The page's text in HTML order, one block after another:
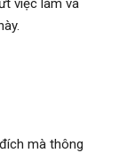
việc làm và
mà thông